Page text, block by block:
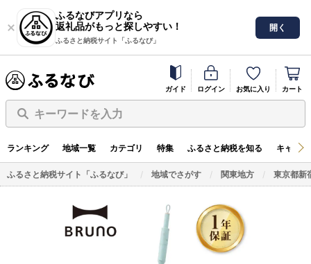
ふるなびアプリなら
返礼品がもっと探しやすい！
ふるさと納税サイト「ふるなび」
開く
ガイド ログイン お気に入り カート
キーワードを入力
ランキング 地域一覧 カテゴリ 特集 ふるさと納税を知る キャン
ふるさと納税サイト「ふるなび」 地域でさがす 関東地方 東京都新